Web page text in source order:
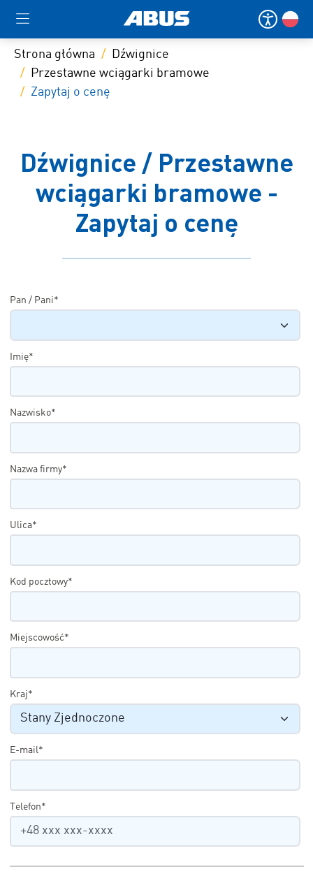
Strona główna
Dźwignice
Przestawne wciągarki bramowe
Zapytaj o cenę
Dźwignice / Przestawne
wciągarki bramowe -
Zapytaj o cenę
Pan / Pani*
Imię*
Nazwisko*
Nazwa firmy*
Ulica*
Kod pocztowy*
Miejscowość*
Kraj*
E-mail*
Telefon*